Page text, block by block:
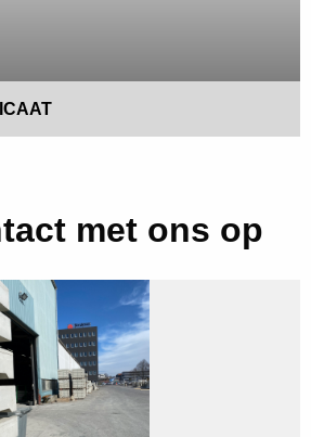
met ons op